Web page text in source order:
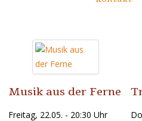
Musik aus der Ferne
Freitag, 22.05. - 20:30 Uhr